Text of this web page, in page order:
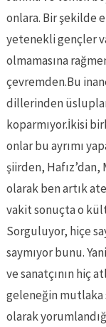
onlara. Bir şekilde
yetenekli gençler
olmamasına
çevremden.Bu
dillerinden
koparmıyor.İkisi
onlar bu ayrımı
şiirden,
olarak ben artık
vakit sonuçta o
Sorguluyor, hiçe
saymıyor bunu.
ve sanatçının hiç
geleneğin mutlaka
olarak